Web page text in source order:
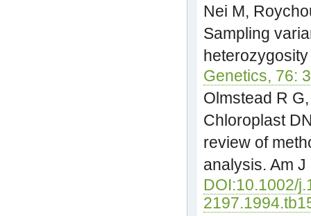
Nei M,
Sampling
Genetics, 76:
Olmstead R
Chloroplast
review of
analysis. Am
DOI:10.1002/